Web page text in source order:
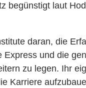
begünstigt laut
daran, die
und die
zu legen. Ihr
Karriere